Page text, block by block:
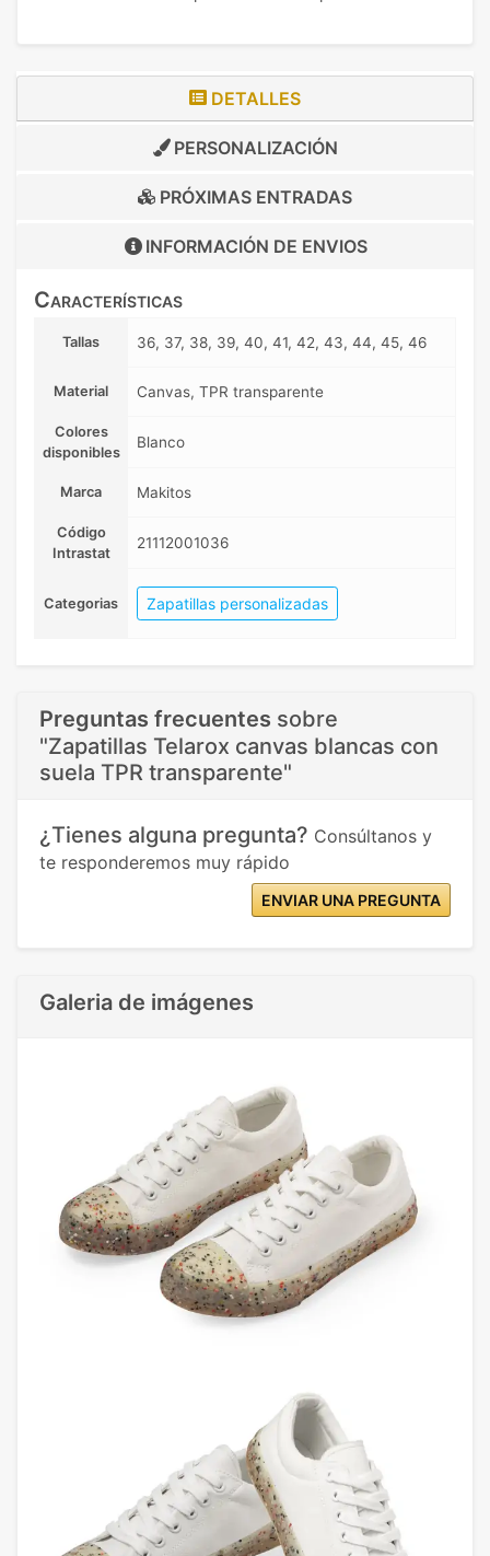
DETALLES
PERSONALIZACIÓN
PRÓXIMAS ENTRADAS
INFORMACIÓN DE ENVIOS
Características
Tallas 36, 37, 38, 39, 40, 41, 42, 43, 44, 45, 46
Material Canvas, TPR transparente
Colores
disponibles
Blanco
Marca Makitos
Código
Intrastat
21112001036
Categorias Zapatillas personalizadas
Preguntas frecuentes sobre
"Zapatillas Telarox canvas blancas con
suela TPR transparente"
¿Tienes alguna pregunta? Consúltanos y
te responderemos muy rápido
ENVIAR UNA PREGUNTA
Galeria de imágenes